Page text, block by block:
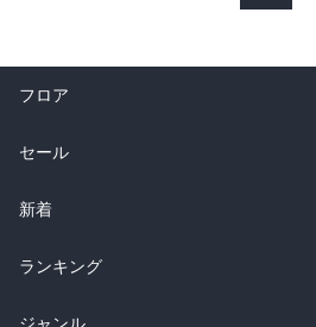
フロア
総合
ラノベ
雑誌・グラビア
BL・TL
セール
総合
ラノベ
雑誌・グラビア
新着
総合
ラノベ
ランキング
総合